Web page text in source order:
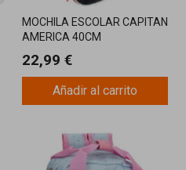
MOCHILA ESCOLAR CAPITAN
AMERICA 40CM
22,99 €
Añadir al carrito